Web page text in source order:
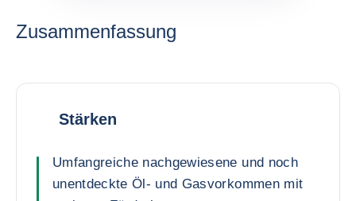
Zusammenfassung
Stärken
Umfangreiche nachgewiesene und noch
unentdeckte Öl- und Gasvorkommen mit